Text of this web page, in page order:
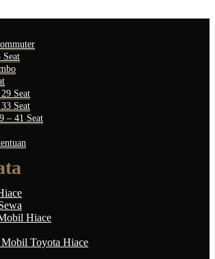
Seat
Seat
Seat
– 41 Seat
Hiace
Toyota Hiace